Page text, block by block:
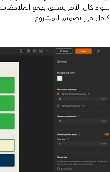
سواء كان الأمر يتعلق بجمع
كامل في تصميم المشروع.